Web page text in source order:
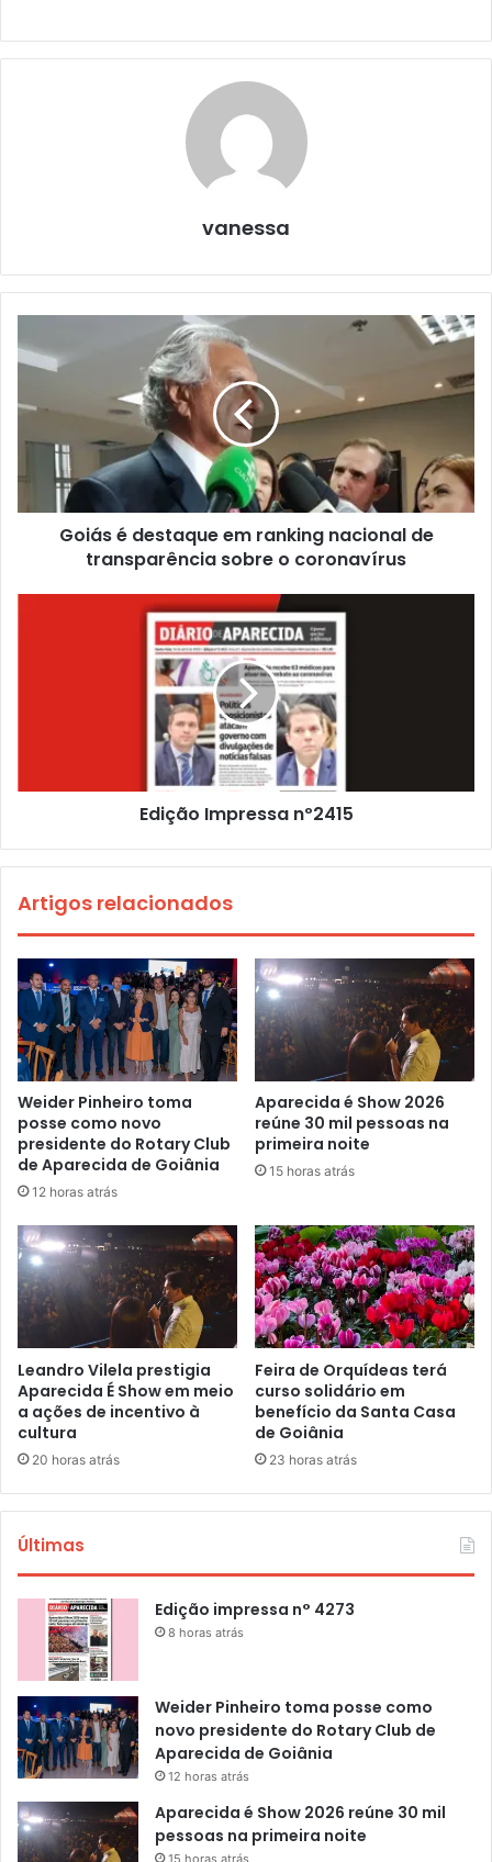
vanessa
Goiás é destaque em ranking nacional de
transparência sobre o coronavírus
Edição Impressa nº2415
Artigos relacionados
Weider Pinheiro toma
posse como novo
presidente do Rotary Club
de Aparecida de Goiânia
12 horas atrás
Aparecida é Show 2026
reúne 30 mil pessoas na
primeira noite
15 horas atrás
Leandro Vilela prestigia
Aparecida É Show em meio
a ações de incentivo à
cultura
20 horas atrás
Feira de Orquídeas terá
curso solidário em
benefício da Santa Casa
de Goiânia
23 horas atrás
Últimas
Edição impressa n° 4273
8 horas atrás
Weider Pinheiro toma posse como
novo presidente do Rotary Club de
Aparecida de Goiânia
12 horas atrás
Aparecida é Show 2026 reúne 30 mil
pessoas na primeira noite